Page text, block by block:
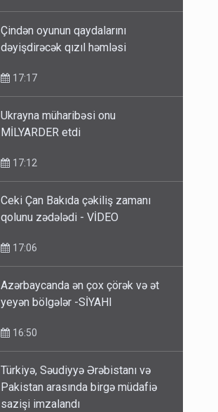
Çindən oyunun qaydalarını
dəyişdirəcək qızıl həmləsi
17:17
Ukrayna müharibəsi onu
MİLYARDER etdi
17:12
Ceki Çan Bakıda çəkiliş zamanı
qolunu zədələdi - VİDEO
17:06
Azərbaycanda ən çox çörək və ət
yeyən bölgələr -SİYAHI
16:50
Türkiyə, Səudiyyə Ərəbistanı və
Pakistan arasında birgə müdafiə
sazişi imzalandı